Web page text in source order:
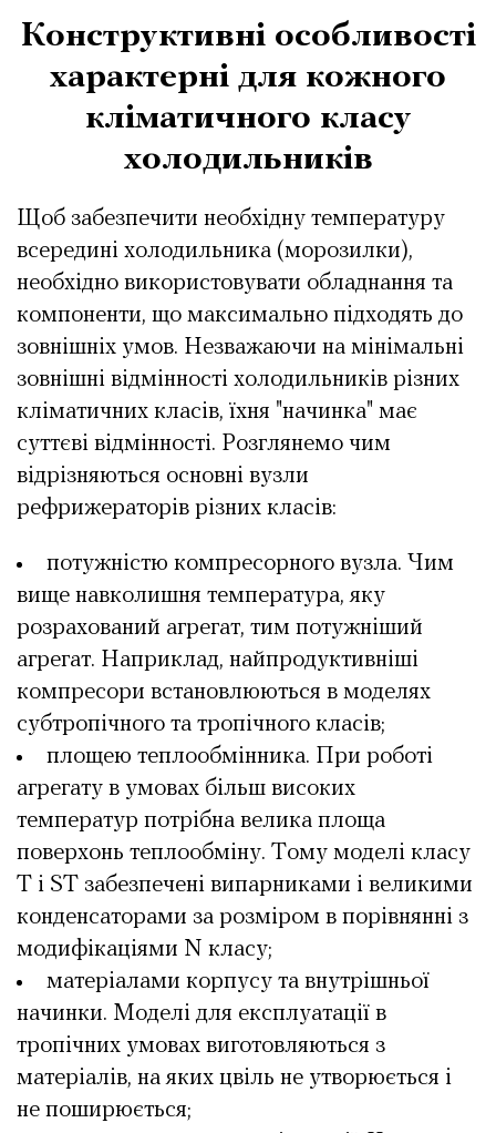
Конструктивні особливості
характерні для кожного
кліматичного класу
холодильників
Щоб забезпечити необхідну температуру
всередині холодильника (морозилки),
необхідно використовувати обладнання та
компоненти, що максимально підходять до
зовнішніх умов. Незважаючи на мінімальні
зовнішні відмінності холодильників різних
кліматичних класів, їхня "начинка" має
суттєві відмінності. Розглянемо чим
відрізняються основні вузли
рефрижераторів різних класів:
потужністю компресорного вузла. Чим
вище навколишня температура, яку
розрахований агрегат, тим потужніший
агрегат. Наприклад, найпродуктивніші
компресори встановлюються в моделях
субтропічного та тропічного класів;
площею теплообмінника. При роботі
агрегату в умовах більш високих
температур потрібна велика площа
поверхонь теплообміну. Тому моделі класу
T і ST забезпечені випарниками і великими
конденсаторами за розміром в порівнянні з
модифікаціями N класу;
матеріалами корпусу та внутрішньої
начинки. Моделі для експлуатації в
тропічних умовах виготовляються з
матеріалів, на яких цвіль не утворюється і
не поширюється;